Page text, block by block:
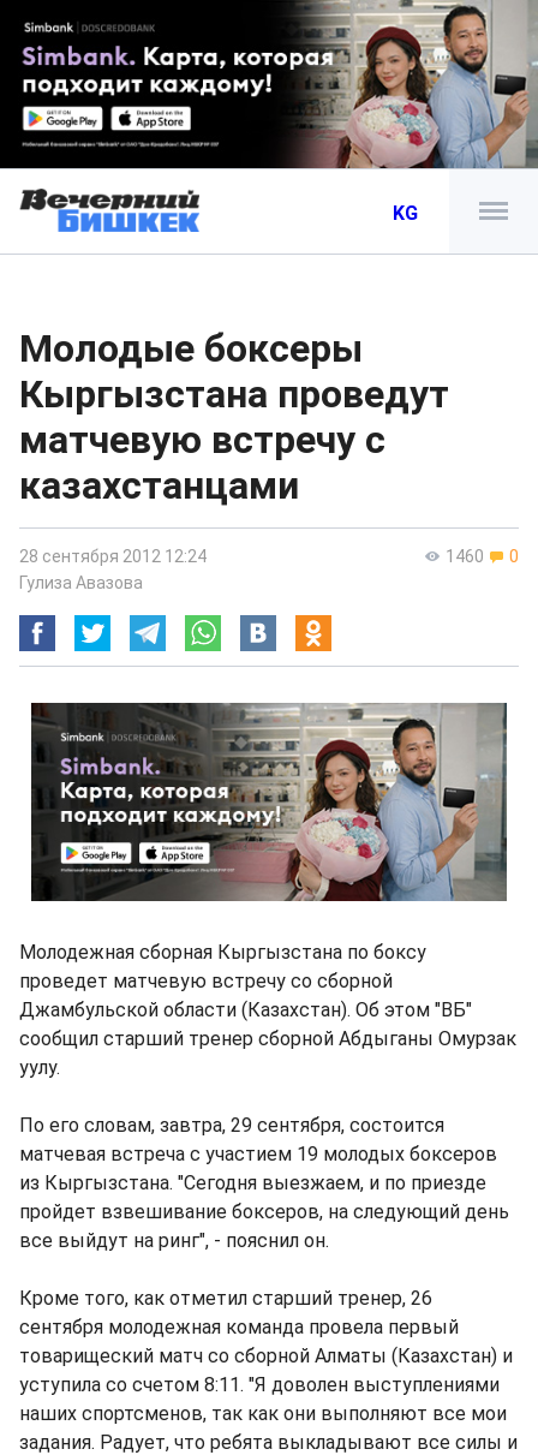
KG
Молодые боксеры
Кыргызстана проведут
матчевую встречу с
казахстанцами
1460 0
28 сентября 2012 12:24
Гулиза Авазова
Молодежная сборная Кыргызстана по боксу
проведет матчевую встречу со сборной
Джамбульской области (Казахстан). Об этом "ВБ"
сообщил старший тренер сборной Абдыганы Омурзак
уулу.
По его словам, завтра, 29 сентября, состоится
матчевая встреча с участием 19 молодых боксеров
из Кыргызстана. "Сегодня выезжаем, и по приезде
пройдет взвешивание боксеров, на следующий день
все выйдут на ринг", - пояснил он.
Кроме того, как отметил старший тренер, 26
сентября молодежная команда провела первый
товарищеский матч со сборной Алматы (Казахстан) и
уступила со счетом 8:11. "Я доволен выступлениями
наших спортсменов, так как они выполняют все мои
задания. Радует, что ребята выкладывают все силы и